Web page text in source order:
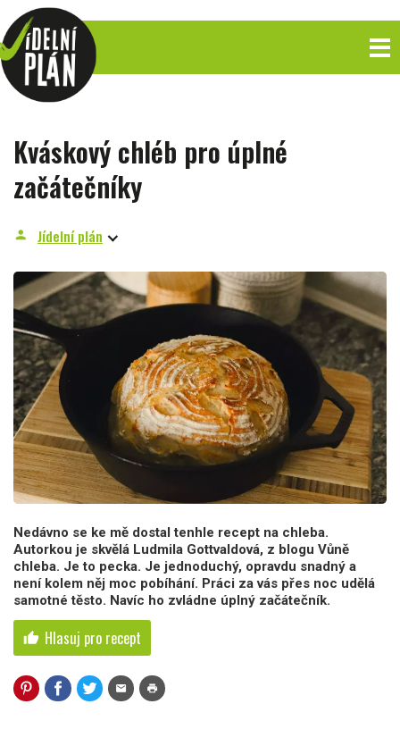
Kváskový chléb pro úplné
začátečníky
person Jídelní plán
Nedávno se ke mě dostal tenhle recept na chleba.
Autorkou je skvělá Ludmila Gottvaldová, z blogu Vůně
chleba. Je to pecka. Je jednoduchý, opravdu snadný a
není kolem něj moc pobíhání. Práci za vás přes noc udělá
samotné těsto. Navíc ho zvládne úplný začátečník.
thumb_up Hlasuj pro recept
mail print